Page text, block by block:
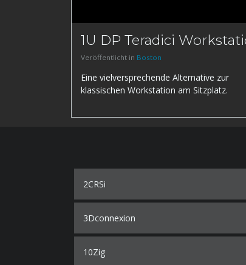
1U DP Teradici
Veröffentlicht in Boston
Eine vielversprechende Alternative zur
klassischen Workstation am Sitzplatz.
2CRSi
3Dconnexion
10Zig